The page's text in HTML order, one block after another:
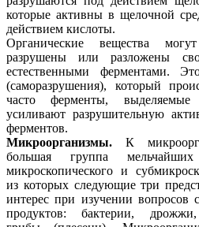
которые активны в щелочной
действием кислоты.
Органические вещества
разрушены или разложены
естественными ферментами.
(саморазрушения), который
часто ферменты, выделяемые
усиливают разрушительную
ферментов.
Микроорганизмы. К
большая группа
микроскопического и
из которых следующие три
интерес при изучении вопросов
продуктов: бактерии, дрожжи,